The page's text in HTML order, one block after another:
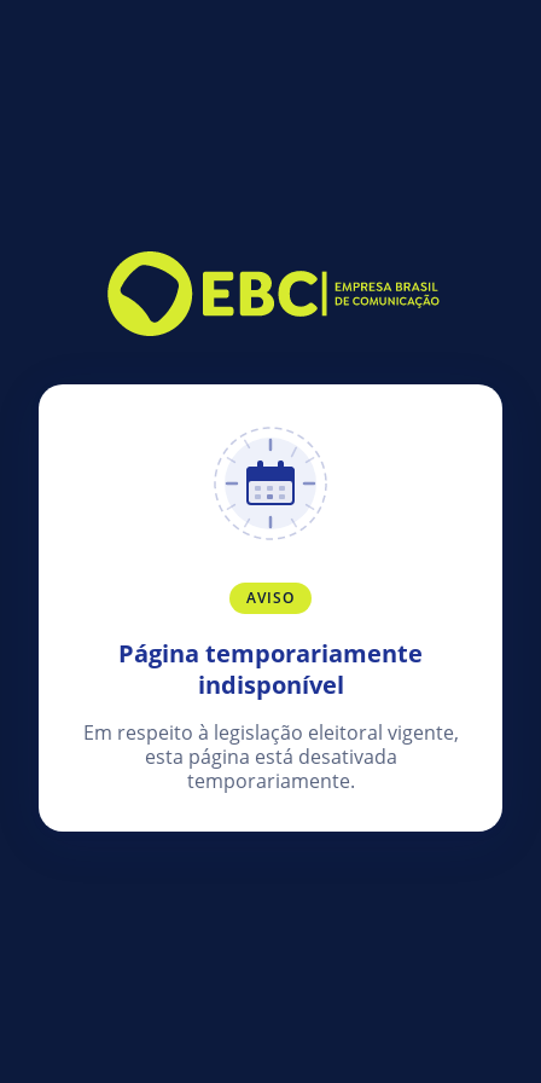
AVISO
Página temporariamente
indisponível
Em respeito à legislação eleitoral vigente,
esta página está desativada
temporariamente.